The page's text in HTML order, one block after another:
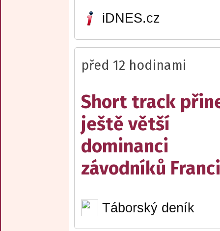
iDNES.cz
před 12 hodinami
Short track
ještě větší
dominanci
závodníků
Táborský deník